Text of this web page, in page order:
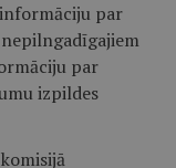
par
par
izpildes